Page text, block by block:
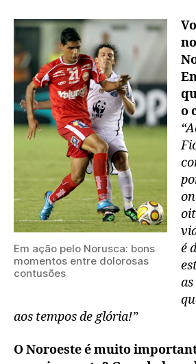
Em ação pelo Norusca: bons
momentos entre dolorosas
contusões
o
é
aos tempos de glória!”
O Noroeste é muito